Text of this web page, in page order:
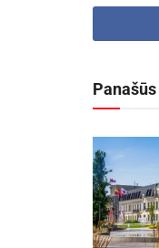
Panašūs